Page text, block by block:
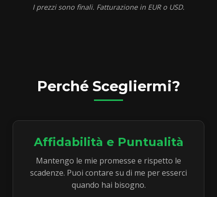
I prezzi sono finali. Fatturazione in EUR o USD.
Perché Scegliermi?
Affidabilità e Puntualità
Mantengo le mie promesse e rispetto le
scadenze. Puoi contare su di me per esserci
quando hai bisogno.